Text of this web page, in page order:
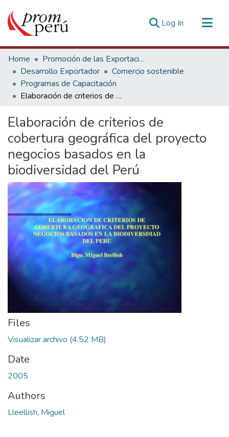
Log In (current)
Communities & Collections
All of DSpace
Statistics
Estadísticas Externas
Home
Promoción de las Exportaciones
Desarrollo Exportador
Comercio sostenible
Programas de Capacitación
Elaboración de criterios de cobertura geográfica del proyecto negocios basados en la biodiversidad del Perú
Elaboración de criterios de
cobertura geográfica del proyecto
negocios basados en la
biodiversidad del Perú
Files
Visualizar archivo (4.52 MB)
Date
2005
Authors
Lleellish, Miguel